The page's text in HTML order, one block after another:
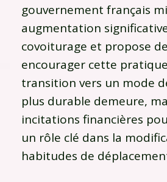
gouvernement français
augmentation
covoiturage et propose
encourager cette
transition vers un mode
plus durable demeure,
incitations financières
un rôle clé dans la
habitudes de